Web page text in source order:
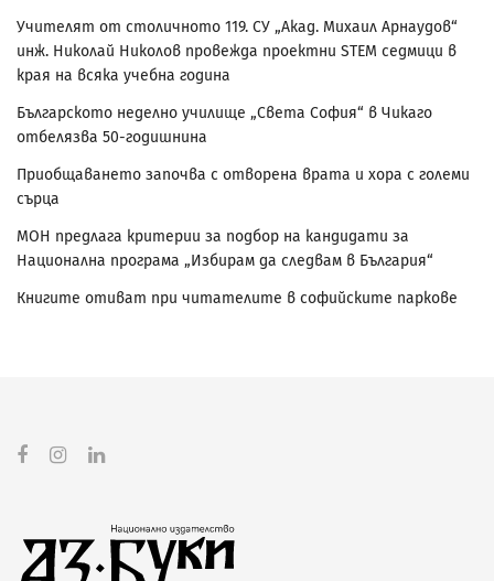
Учителят от столичното 119. СУ „Акад. Михаил Арнаудов“
инж. Николай Николов провежда проектни STEM седмици в
края на всяка учебна година
Българското неделно училище „Света София“ в Чикаго
отбелязва 50-годишнина
Приобщаването започва с отворена врата и хора с големи
сърца
МОН предлага критерии за подбор на кандидати за
Национална програма „Избирам да следвам в България“
Книгите отиват при читателите в софийските паркове